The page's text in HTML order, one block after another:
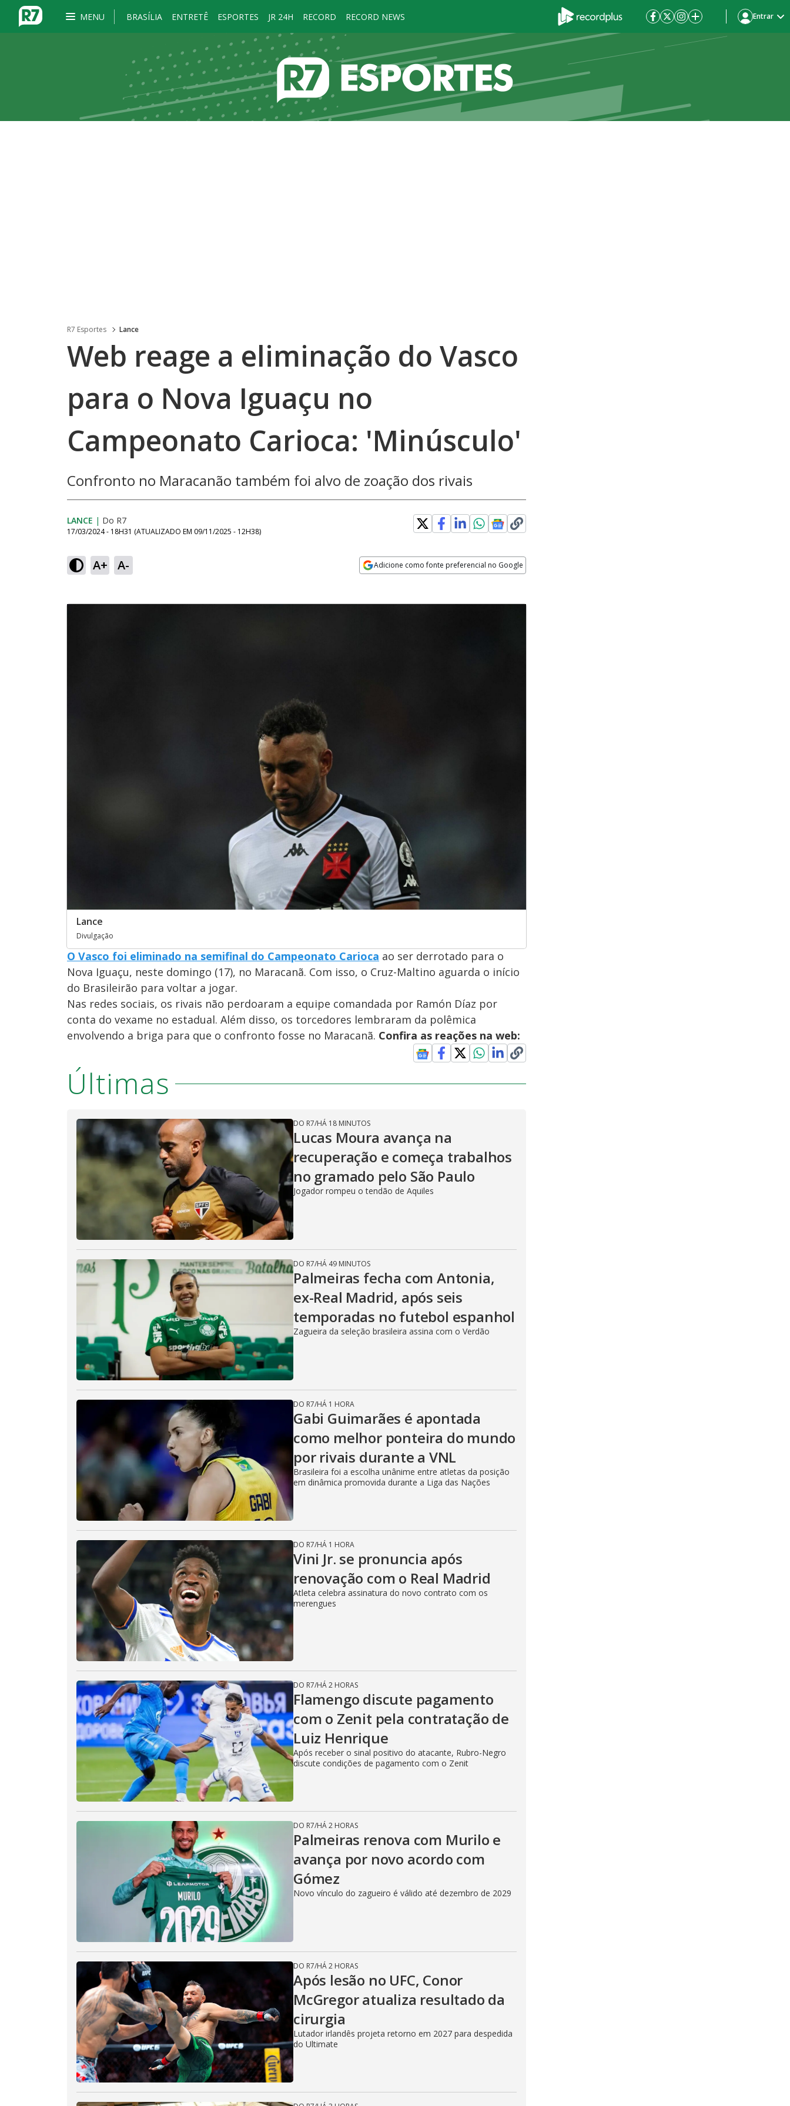
MENU BRASÍLIA ENTRETÊ ESPORTES JR 24H RECORD RECORD NEWS Entrar
R7 Esportes Lance
Web reage a eliminação do Vasco
para o Nova Iguaçu no
Campeonato Carioca: 'Minúsculo'
Confronto no Maracanão também foi alvo de zoação dos rivais
LANCE | Do R7
17/03/2024 - 18H31 (ATUALIZADO EM 09/11/2025 - 12H38)
A+ A- Adicione como fonte preferencial no Google
Lance
Divulgação
O Vasco foi eliminado na semifinal do Campeonato Carioca ao ser derrotado para o
Nova Iguaçu, neste domingo (17), no Maracanã. Com isso, o Cruz-Maltino aguarda o início
do Brasileirão para voltar a jogar.
Nas redes sociais, os rivais não perdoaram a equipe comandada por Ramón Díaz por
conta do vexame no estadual. Além disso, os torcedores lembraram da polêmica
envolvendo a briga para que o confronto fosse no Maracanã. Confira as reações na web:
Últimas
DO R7/HÁ 18 MINUTOS
Lucas Moura avança na
recuperação e começa trabalhos
no gramado pelo São Paulo
Jogador rompeu o tendão de Aquiles
DO R7/HÁ 49 MINUTOS
Palmeiras fecha com Antonia,
ex-Real Madrid, após seis
temporadas no futebol espanhol
Zagueira da seleção brasileira assina com o Verdão
DO R7/HÁ 1 HORA
Gabi Guimarães é apontada
como melhor ponteira do mundo
por rivais durante a VNL
Brasileira foi a escolha unânime entre atletas da posição
em dinâmica promovida durante a Liga das Nações
DO R7/HÁ 1 HORA
Vini Jr. se pronuncia após
renovação com o Real Madrid
Atleta celebra assinatura do novo contrato com os
merengues
DO R7/HÁ 2 HORAS
Flamengo discute pagamento
com o Zenit pela contratação de
Luiz Henrique
Após receber o sinal positivo do atacante, Rubro-Negro
discute condições de pagamento com o Zenit
DO R7/HÁ 2 HORAS
Palmeiras renova com Murilo e
avança por novo acordo com
Gómez
Novo vínculo do zagueiro é válido até dezembro de 2029
DO R7/HÁ 2 HORAS
Após lesão no UFC, Conor
McGregor atualiza resultado da
cirurgia
Lutador irlandês projeta retorno em 2027 para despedida
do Ultimate